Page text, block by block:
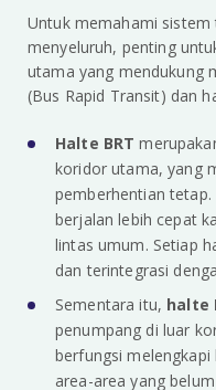
Untuk memahami sistem
menyeluruh, penting
utama yang mendukung
(Bus Rapid Transit) dan
Halte BRT
koridor utama, yang
pemberhentian
berjalan lebih cepat
lintas umum. Setiap
dan terintegrasi
Sementara itu, halte
penumpang di luar
berfungsi melengkapi
area-area yang